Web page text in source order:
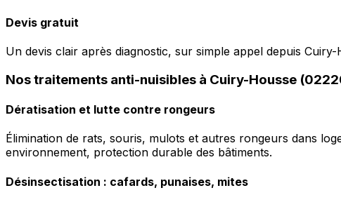
Devis gratuit
Un devis clair après diagnostic, sur simple appel depuis Cuiry-
Nos traitements anti-nuisibles à Cuiry-Housse
Dératisation et lutte contre rongeurs
Élimination de rats, souris, mulots et autres rongeurs dans
environnement, protection durable des bâtiments.
Désinsectisation : cafards, punaises, mites